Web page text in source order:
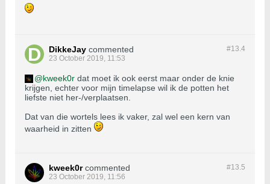
#13. 4
DikkeJay commented
23 October 2019, 11:53
kweek0r dat moet ik ook eerst maar onder de knie
krijgen, echter voor mijn timelapse wil ik de potten het
liefste niet her-/verplaatsen.
Dat van die wortels lees ik vaker, zal wel een kern van
waarheid in zitten
#13. 5
kweek0r commented
23 October 2019, 11:56